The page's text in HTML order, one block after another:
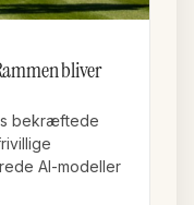
bliver
bekræftede
AI-modeller